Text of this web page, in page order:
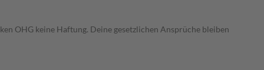
OHG keine Haftung. Deine gesetzlichen Ansprüche bleiben